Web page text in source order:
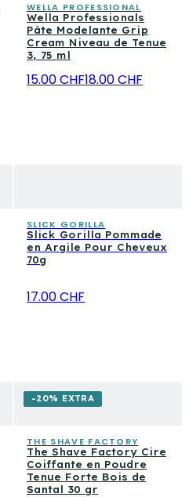
WELLA PROFESSIONAL
Wella Professionals
Pâte Modelante Grip
Cream Niveau de Tenue
3, 75 ml
15.00 CHF18.00 CHF
SLICK GORILLA
Slick Gorilla Pommade
en Argile Pour Cheveux
70g
17.00 CHF
-20% EXTRA
THE SHAVE FACTORY
The Shave Factory Cire
Coiffante en Poudre
Tenue Forte Bois de
Santal 30 gr